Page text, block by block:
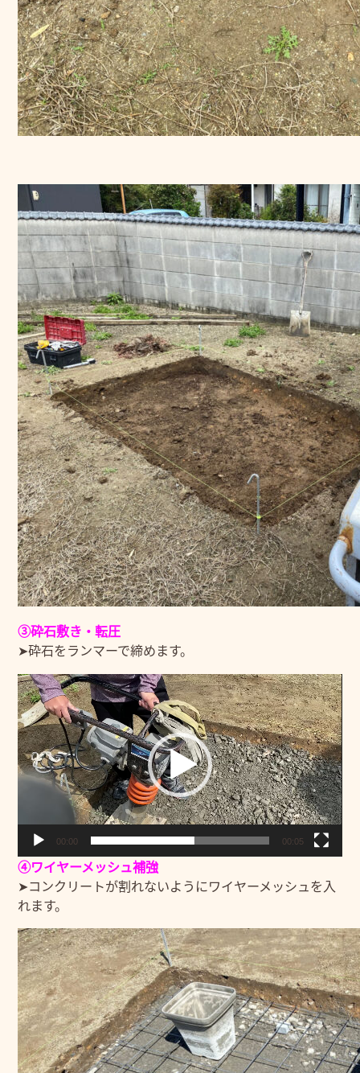
③砕石敷き・転圧
➤砕石をランマーで締めます。
動
画
プ
レ
ー
ヤ
00:00 00:05
④ワイヤーメッシュ補強
➤コンクリートが割れないようにワイヤーメッシュを入
れます。